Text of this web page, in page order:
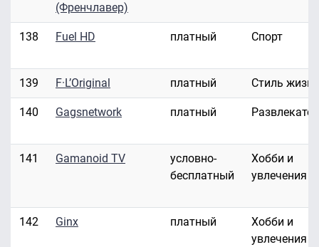
(Френчлавер)
138 Fuel HD платный Спорт
139 F·L’Original платный Стиль жизни
140 Gagsnetwork платный
141 Gamanoid TV
условно-
бесплатный
Хобби и
увлечения
142 Ginx платный
Хобби и
увлечения